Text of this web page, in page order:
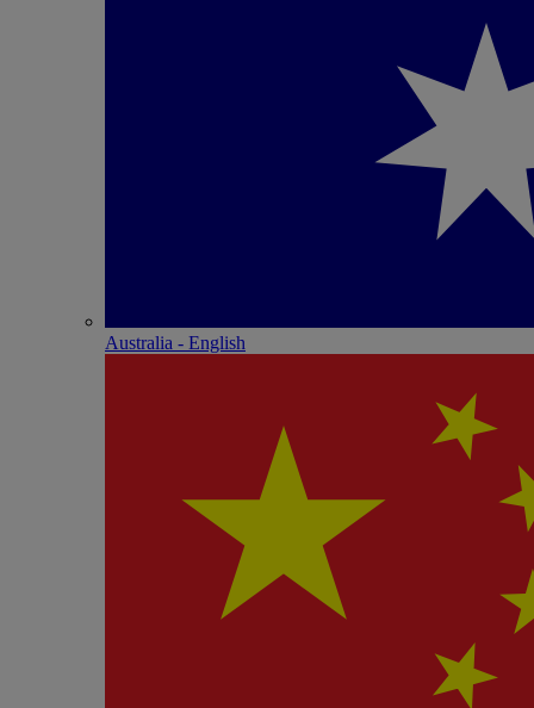
Australia - English